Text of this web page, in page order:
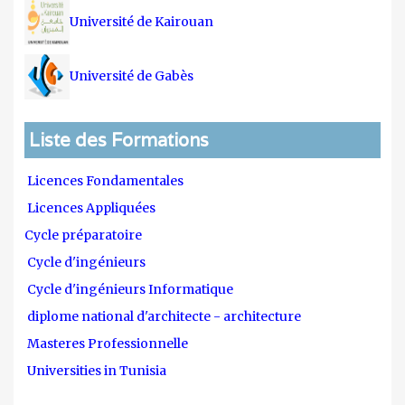
Université de Kairouan
Université de Gabès
Liste des Formations
Licences Fondamentales
Licences Appliquées
Cycle préparatoire
Cycle d'ingénieurs
Cycle d'ingénieurs Informatique
diplome national d'architecte - architecture
Masteres Professionnelle
Universities in Tunisia